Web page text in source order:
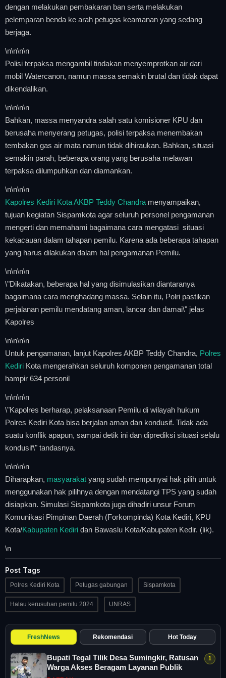
dengan melakukan pembakaran ban serta melakukan
pelemparan benda ke arah petugas keamanan yang sedang
berjaga.
\n\n\n\n
Polisi terpaksa mengambil tindakan menyemprotkan air dari
mobil Watercanon, namun massa semakin brutal dan tidak dapat
dikendalikan.
\n\n\n\n
Bahkan, massa menyandra salah satu komisioner KPU dan
berusaha menyerang petugas, polisi terpaksa menembakan
tembakan gas air mata namun tidak dihiraukan. Bahkan, situasi
semakin parah, beberapa orang yang berusaha melawan
terpaksa dilumpuhkan dan diamankan.
\n\n\n\n
Kapolres Kediri Kota AKBP Teddy Chandra menyampaikan,
tujuan kegiatan Sispamkota agar seluruh personel pengamanan
mengerti dan memahami bagaimana cara mengatasi situasi
kekacauan dalam tahapan pemilu. Karena ada beberapa tahapan
yang harus dilakukan dalam hal pengamanan Pemilu.
\n\n\n\n
\"Dikatakan, beberapa hal yang disimulasikan diantaranya
bagaimana cara menghadang massa. Selain itu, Polri pastikan
perjalanan pemilu mendatang aman, lancar dan damai\" jelas
Kapolres
\n\n\n\n
Untuk pengamanan, lanjut Kapolres AKBP Teddy Chandra, Polres
Kediri Kota mengerahkan seluruh komponen pengamanan total
hampir 634 personil
\n\n\n\n
\"Kapolres berharap, pelaksanaan Pemilu di wilayah hukum
Polres Kediri Kota bisa berjalan aman dan kondusif. Tidak ada
suatu konflik apapun, sampai detik ini dan diprediksi situasi selalu
kondusif\" tandasnya.
\n\n\n\n
Diharapkan, masyarakat yang sudah mempunyai hak pilih untuk
menggunakan hak pilihnya dengan mendatangi TPS yang sudah
disiapkan. Simulasi Sispamkota juga dihadiri unsur Forum
Komunikasi Pimpinan Daerah (Forkompinda) Kota Kediri, KPU
Kota/Kabupaten Kediri dan Bawaslu Kota/Kabupaten Kedir. (lik).
\n
Post Tags
Polres Kediri Kota Petugas gabungan Sispamkota
Halau kerusuhan pemilu 2024 UNRAS
FreshNews Rekomendasi Hot Today
Bupati Tegal Tilik Desa Sumingkir, Ratusan
Warga Akses Beragam Layanan Publik